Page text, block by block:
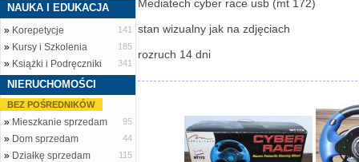
NAUKA I EDUKACJA
» Korepetycje 141
» Kursy i Szkolenia 185
» Książki i Podręczniki 341
NIERUCHOMOŚCI
BEZ POŚREDNIKÓW
» Mieszkanie sprzedam 95
» Dom sprzedam 44
» Działkę sprzedam
115
Mediatech cyber race usb (mt 172)
stan wizualny jak na zdjęciach
rozruch 14 dni